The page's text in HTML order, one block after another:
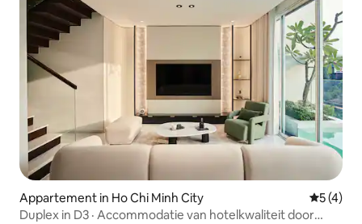
Appartement in Ho Chi Minh City
5 (4)
Duplex in D3 · Accommodatie van hotelkwaliteit door